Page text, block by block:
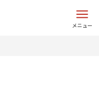
メニュー